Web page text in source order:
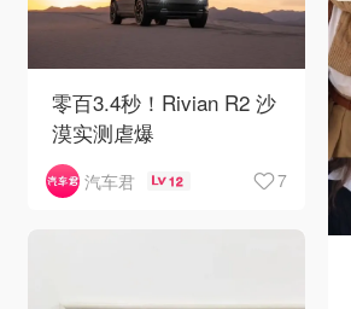
零百3.4秒！Rivian R2 沙
漠实测虐爆
汽车君 12 7